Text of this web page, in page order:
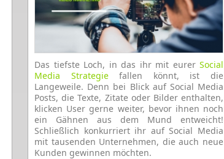
Das tiefste Loch, in das ihr mit eurer Social
Media Strategiefallen könnt, ist die
Langeweile. Denn bei Blick auf Social Media
Posts, die Texte, Zitate oder Bilder enthalten,
klicken User gerne weiter, bevor ihnen noch
ein Gähnen aus dem Mund entweicht!
Schließlich konkurriert ihr auf Social Media
mit tausenden Unternehmen, die auch neue
Kunden gewinnen möchten.